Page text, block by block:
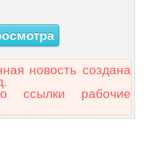
новость создана
ссылки рабочие